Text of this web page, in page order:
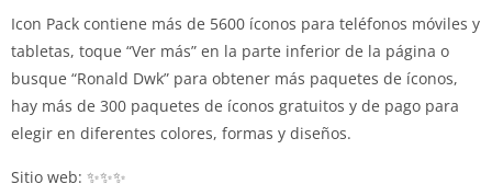
Icon Pack contiene más de 5600 íconos para teléfonos móviles y
tabletas, toque “Ver más” en la parte inferior de la página o
busque “Ronald Dwk” para obtener más paquetes de íconos,
hay más de 300 paquetes de íconos gratuitos y de pago para
elegir en diferentes colores, formas y diseños.
Sitio web: ✨✨✨